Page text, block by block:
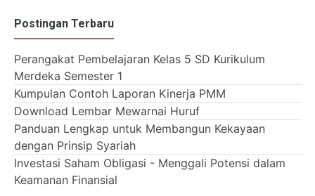
Postingan Terbaru
Perangakat Pembelajaran Kelas 5 SD Kurikulum
Merdeka Semester 1
Kumpulan Contoh Laporan Kinerja PMM
Download Lembar Mewarnai Huruf
Panduan Lengkap untuk Membangun Kekayaan
dengan Prinsip Syariah
Investasi Saham Obligasi - Menggali Potensi dalam
Keamanan Finansial